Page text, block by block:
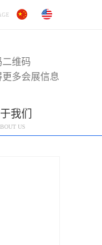
二维码
更多会展信息
我们
US